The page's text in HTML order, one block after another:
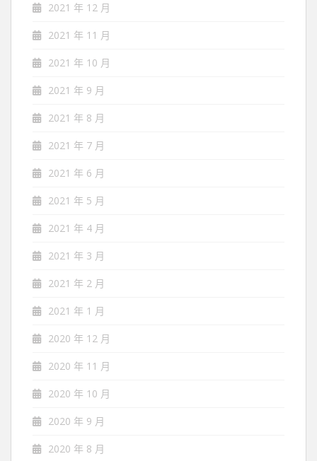
2021 年 12 月
2021 年 11 月
2021 年 10 月
2021 年 9 月
2021 年 8 月
2021 年 7 月
2021 年 6 月
2021 年 5 月
2021 年 4 月
2021 年 3 月
2021 年 2 月
2021 年 1 月
2020 年 12 月
2020 年 11 月
2020 年 10 月
2020 年 9 月
2020 年 8 月